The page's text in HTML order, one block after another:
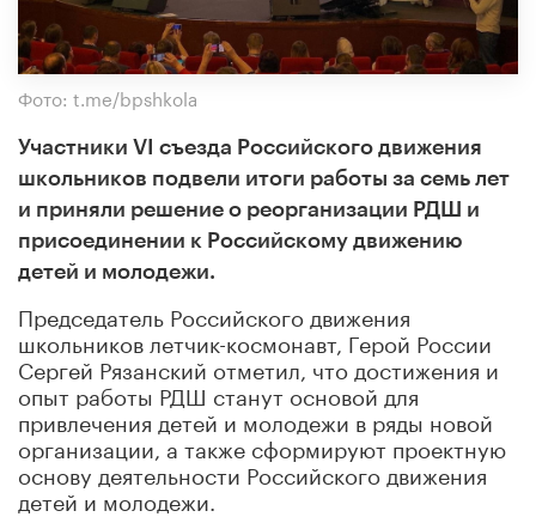
Фото: t.me/bpshkola
Участники VI съезда Российского движения
школьников подвели итоги работы за семь лет
и приняли решение о реорганизации РДШ и
присоединении к Российскому движению
детей и молодежи.
Председатель Российского движения
школьников летчик-космонавт, Герой России
Сергей Рязанский отметил, что достижения и
опыт работы РДШ станут основой для
привлечения детей и молодежи в ряды новой
организации, а также сформируют проектную
основу деятельности Российского движения
детей и молодежи.